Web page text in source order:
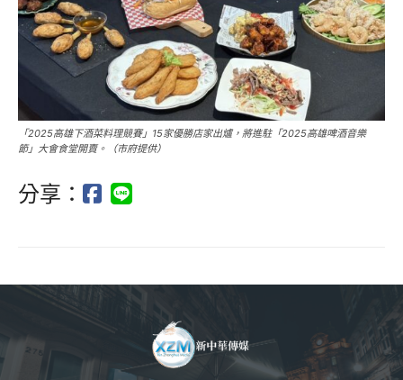
「2025高雄下酒菜料理競賽」15家優勝店家出爐，將進駐「2025高雄啤酒音樂
節」大會食堂開賣。（市府提供）
分享：